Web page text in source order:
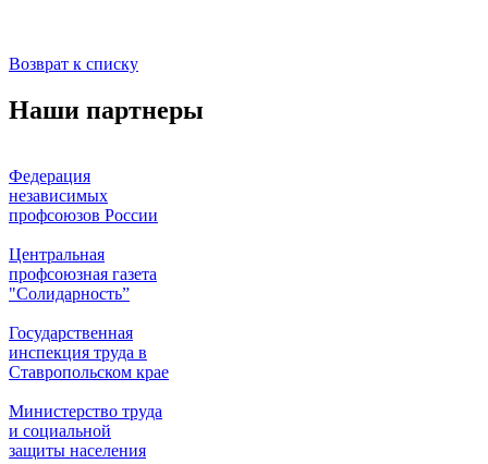
Возврат к списку
Наши партнеры
Федерация
независимых
профсоюзов России
Центральная
профсоюзная газета
"Солидарность”
Государственная
инспекция труда в
Ставропольском крае
Министерство труда
и социальной
защиты населения